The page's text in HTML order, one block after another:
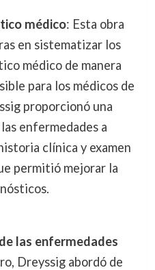
médico: Esta obra
en sistematizar los
médico de manera
para los médicos de
proporcionó una
enfermedades a
clínica y examen
permitió mejorar la
las enfermedades
Dreyssig abordó de